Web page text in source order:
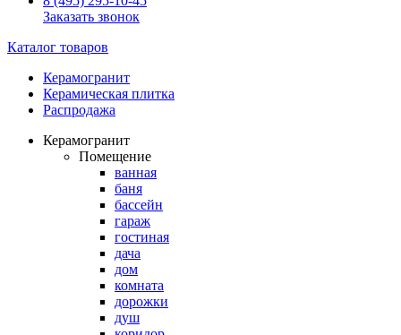
Заказать звонок
Каталог товаров
Керамогранит
Керамическая плитка
Распродажа
Керамогранит
Помещение
ванная
баня
бассейн
гараж
гостиная
дача
дом
комната
дорожки
душ